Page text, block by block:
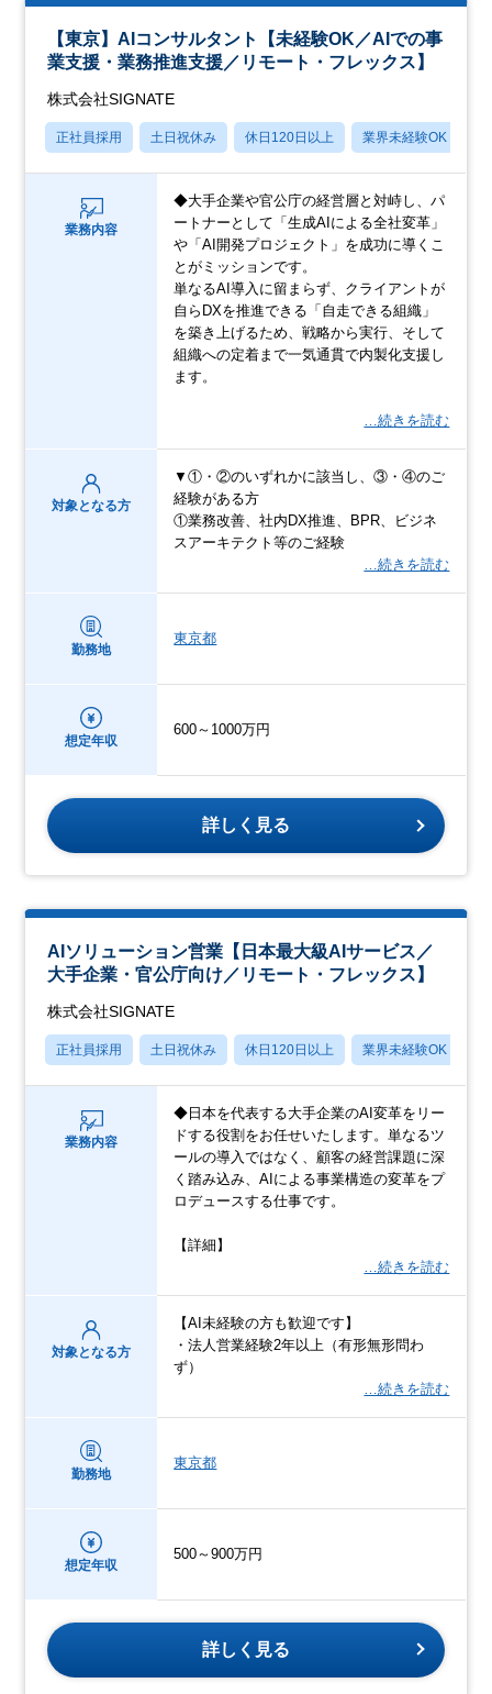
【東京】AIコンサルタント【未経験OK／AIでの事
業支援・業務推進支援／リモート・フレックス】
株式会社SIGNATE
正社員採用 土日祝休み 休日120日以上 業界未経験OK
業務内容
◆大手企業や官公庁の経営層と対峙し、パ
ートナーとして「生成AIによる全社変革」
や「AI開発プロジェクト」を成功に導くこ
とがミッションです。
単なるAI導入に留まらず、クライアントが
自らDXを推進できる「自走できる組織」
を築き上げるため、戦略から実行、そして
組織への定着まで一気通貫で内製化支援し
ます。
…続きを読む
対象となる方
▼①・②のいずれかに該当し、③・④のご
経験がある方
①業務改善、社内DX推進、BPR、ビジネ
スアーキテクト等のご経験
…続きを読む
勤務地
東京都
想定年収
600～1000万円
詳しく見る
AIソリューション営業【日本最大級AIサービス／
大手企業・官公庁向け／リモート・フレックス】
株式会社SIGNATE
正社員採用 土日祝休み 休日120日以上 業界未経験OK
業務内容
◆日本を代表する大手企業のAI変革をリー
ドする役割をお任せいたします。単なるツ
ールの導入ではなく、顧客の経営課題に深
く踏み込み、AIによる事業構造の変革をプ
ロデュースする仕事です。
【詳細】
…続きを読む
対象となる方
【AI未経験の方も歓迎です】
・法人営業経験2年以上（有形無形問わ
ず）
…続きを読む
勤務地
東京都
想定年収
500～900万円
詳しく見る